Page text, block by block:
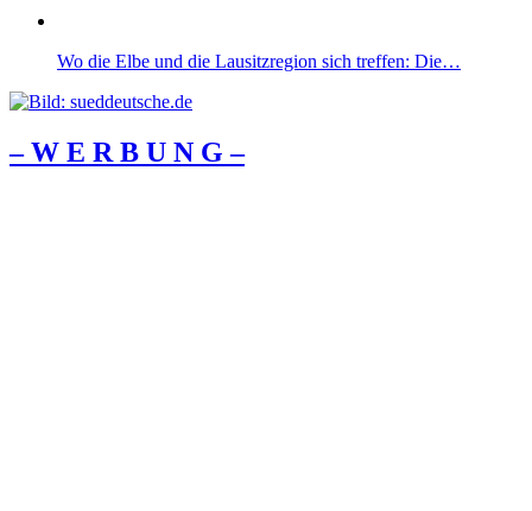
Wo die Elbe und die Lausitzregion sich treffen: Die…
– W Ε R Β U Ν G –